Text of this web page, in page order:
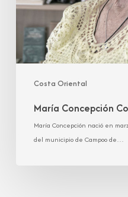
Costa Oriental
María Concepción
María Concepción nació en
del municipio de Campoo de…